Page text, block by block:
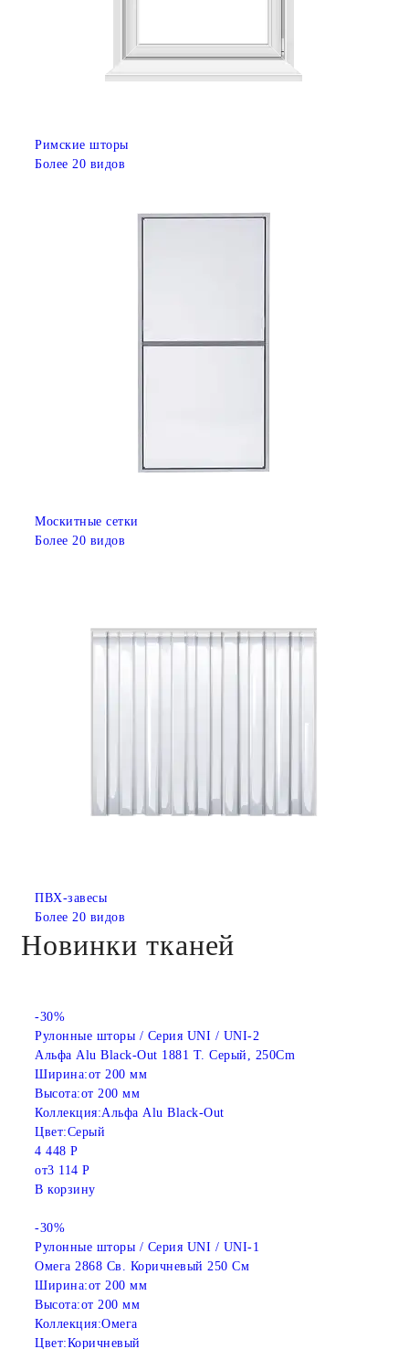
Римские шторы
Более 20 видов
Москитные сетки
Более 20 видов
ПВХ-завесы
Более 20 видов
Новинки тканей
-30%
Рулонные шторы / Серия UNI / UNI-2
Альфа Alu Black-Out 1881 Т. Серый, 250Cm
Ширина:от 200 мм
Высота:от 200 мм
Коллекция:Альфа Alu Black-Out
Цвет:Серый
4 448 Р
от3 114 Р
В корзину
-30%
Рулонные шторы / Серия UNI / UNI-1
Омега 2868 Св. Коричневый 250 См
Ширина:от 200 мм
Высота:от 200 мм
Коллекция:Омега
Цвет:Коричневый